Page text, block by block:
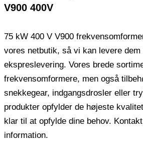
V900 400V
75 kW 400 V V900
vores netbutik, så vi kan levere
ekspreslevering. Vores brede
frekvensomformere, men også
snekkegear, indgangsdrosler eller
produkter opfylder de højeste
klar til at opfylde dine behov.
information.